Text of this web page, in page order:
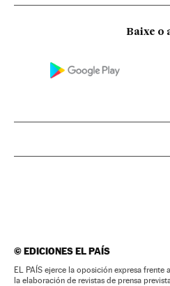
Baixe o
©EDICIONES EL PAÍS
EL PAÍS ejerce la oposición expresa frente
la elaboración de revistas de prensa